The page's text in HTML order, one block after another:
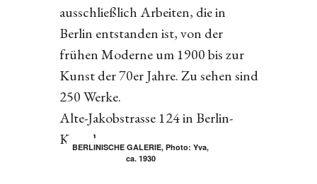
ausschließlich Arbeiten, die in
Berlin entstanden ist, von der
frühen Moderne um 1900 bis zur
Kunst der 70er Jahre. Zu sehen sind
250 Werke.
Alte-Jakobstrasse 124 in Berlin-
Kreuzberg
BERLINISCHE GALERIE, Photo: Yva,
ca. 1930